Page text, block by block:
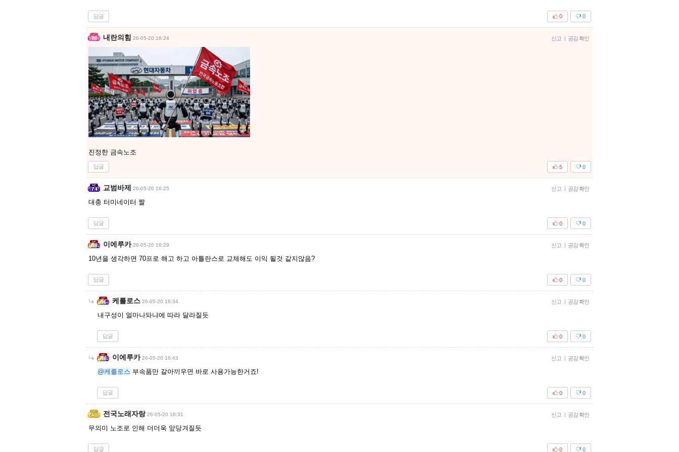
답글 0
0
내란의힘 26-05-20 16:24 신고 | 공감 확인
진정한 금속노조
답글 0
5
교범바제 26-05-20 16:25 신고 | 공감 확인
대충 터미네이터 짤
답글 0
0
이에루카 26-05-20 16:29 신고 | 공감 확인
10년을 생각하면 70프로 해고 하고 아틀란스로 교체해도 이익 될것 같지않음?
답글 0
0
케를로스 26-05-20 16:34 신고 | 공감 확인
내구성이 얼마나돠냐에 따라 달라질듯
답글 0
0
이에루카 26-05-20 16:43 신고 | 공감 확인
@케를로스 부속품만 갈아끼우면 바로 사용가능한거죠!
답글 0
0
전국노래자랑 26-05-20 16:31 신고 | 공감 확인
무의미 노조로 인해 더더욱 앞당겨질듯
답글 0
0